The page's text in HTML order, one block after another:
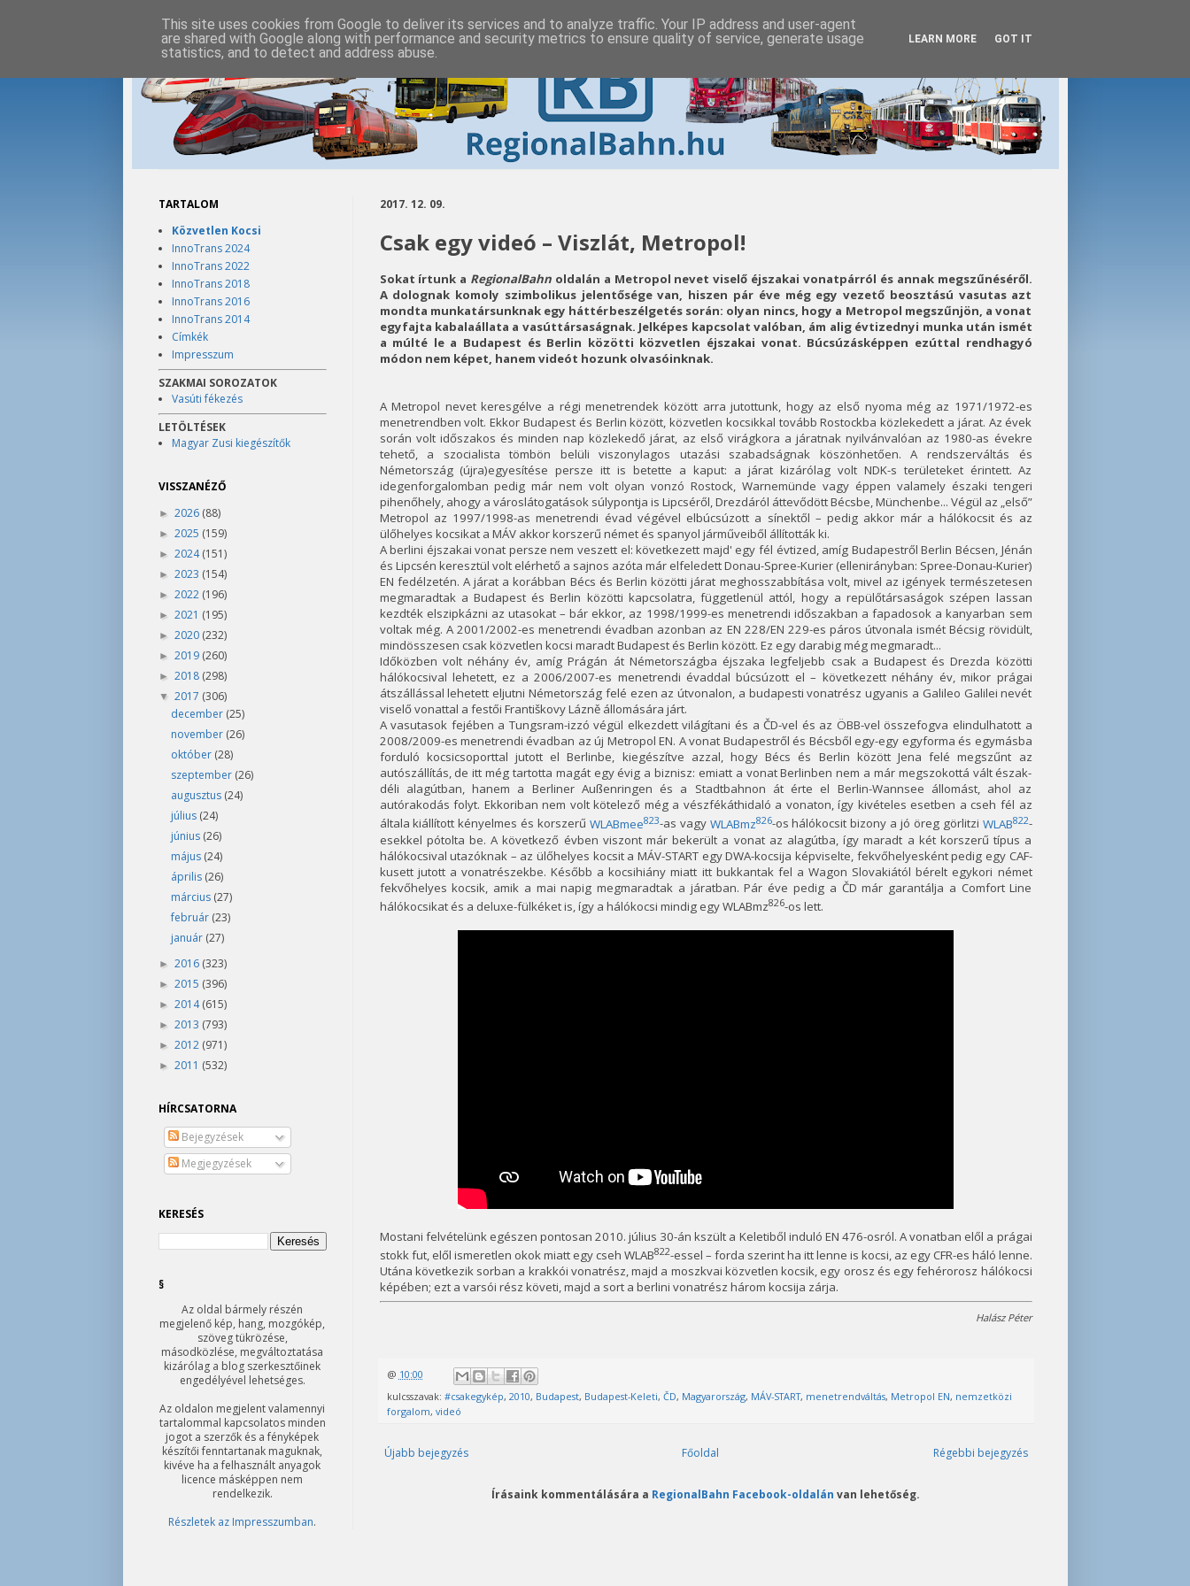
2017. 12. 09.
Csak egy videó – Viszlát, Metropol!
Sokat írtunk a RegionalBahn oldalán a Metropol nevet viselő éjszakai vonatpárról és annak megszűnéséről.
A dolognak komoly szimbolikus jelentősége van, hiszen pár éve még egy vezető beosztású vasutas azt
mondta munkatársunknak egy háttérbeszélgetés során: olyan nincs, hogy a Metropol megszűnjön, a vonat
egyfajta kabalaállata a vasúttársaságnak. Jelképes kapcsolat valóban, ám alig évtizednyi munka után ismét
a múlté le a Budapest és Berlin közötti közvetlen éjszakai vonat. Búcsúzásképpen ezúttal rendhagyó
módon nem képet, hanem videót hozunk olvasóinknak.
A Metropol nevet keresgélve a régi menetrendek között arra jutottunk, hogy az első nyoma még az 1971/1972-es
menetrendben volt. Ekkor Budapest és Berlin között, közvetlen kocsikkal tovább Rostockba közlekedett a járat. Az évek
során volt időszakos és minden nap közlekedő járat, az első virágkora a járatnak nyilvánvalóan az 1980-as évekre
tehető, a szocialista tömbön belüli viszonylagos utazási szabadságnak köszönhetően. A rendszerváltás és
Németország (újra)egyesítése persze itt is betette a kaput: a járat kizárólag volt NDK-s területeket érintett. Az
idegenforgalomban pedig már nem volt olyan vonzó Rostock, Warnemünde vagy éppen valamely északi tengeri
pihenőhely, ahogy a városlátogatások súlypontja is Lipcséről, Drezdáról áttevődött Bécsbe, Münchenbe... Végül az „első”
Metropol az 1997/1998-as menetrendi évad végével elbúcsúzott a sínektől – pedig akkor már a hálókocsit és az
ülőhelyes kocsikat a MÁV akkor korszerű német és spanyol járműveiből állították ki.
A berlini éjszakai vonat persze nem veszett el: következett majd' egy fél évtized, amíg Budapestről Berlin Bécsen, Jénán
és Lipcsén keresztül volt elérhető a sajnos azóta már elfeledett Donau-Spree-Kurier (ellenirányban: Spree-Donau-Kurier)
EN fedélzetén. A járat a korábban Bécs és Berlin közötti járat meghosszabbítása volt, mivel az igények természetesen
megmaradtak a Budapest és Berlin közötti kapcsolatra, függetlenül attól, hogy a repülőtársaságok szépen lassan
kezdték elszipkázni az utasokat – bár ekkor, az 1998/1999-es menetrendi időszakban a fapadosok a kanyarban sem
voltak még. A 2001/2002-es menetrendi évadban azonban az EN 228/EN 229-es páros útvonala ismét Bécsig rövidült,
mindösszesen csak közvetlen kocsi maradt Budapest és Berlin között. Ez egy darabig még megmaradt...
Időközben volt néhány év, amíg Prágán át Németországba éjszaka legfeljebb csak a Budapest és Drezda közötti
hálókocsival lehetett, ez a 2006/2007-es menetrendi évaddal búcsúzott el – következett néhány év, mikor prágai
átszállással lehetett eljutni Németország felé ezen az útvonalon, a budapesti vonatrész ugyanis a Galileo Galilei nevét
viselő vonattal a festői Františkovy Lázně állomására járt.
A vasutasok fejében a Tungsram-izzó végül elkezdett világítani és a ČD-vel és az ÖBB-vel összefogva elindulhatott a
2008/2009-es menetrendi évadban az új Metropol EN. A vonat Budapestről és Bécsből egy-egy egyforma és egymásba
forduló kocsicsoporttal jutott el Berlinbe, kiegészítve azzal, hogy Bécs és Berlin között Jena felé megszűnt az
autószállítás, de itt még tartotta magát egy évig a biznisz: emiatt a vonat Berlinben nem a már megszokottá vált észak-
déli alagútban, hanem a Berliner Außenringen és a Stadtbahnon át érte el Berlin-Wannsee állomást, ahol az
autórakodás folyt. Ekkoriban nem volt kötelező még a vészfékáthidaló a vonaton, így kivételes esetben a cseh fél az
általa kiállított kényelmes és korszerű WLABmee823-as vagy WLABmz826-os hálókocsit bizony a jó öreg görlitzi WLAB822-
esekkel pótolta be. A következő évben viszont már bekerült a vonat az alagútba, így maradt a két korszerű típus a
hálókocsival utazóknak – az ülőhelyes kocsit a MÁV-START egy DWA-kocsija képviselte, fekvőhelyesként pedig egy CAF-
kusett jutott a vonatrészekbe. Később a kocsihiány miatt itt bukkantak fel a Wagon Slovakiától bérelt egykori német
fekvőhelyes kocsik, amik a mai napig megmaradtak a járatban. Pár éve pedig a ČD már garantálja a Comfort Line
hálókocsikat és a deluxe-fülkéket is, így a hálókocsi mindig egy WLABmz826-os lett.
Mostani felvételünk egészen pontosan 2010. július 30-án kszült a Keletiből induló EN 476-osról. A vonatban elől a prágai
stokk fut, elől ismeretlen okok miatt egy cseh WLAB822-essel – forda szerint ha itt lenne is kocsi, az egy CFR-es háló lenne.
Utána következik sorban a krakkói vonatrész, majd a moszkvai közvetlen kocsik, egy orosz és egy fehérorosz hálókocsi
képében; ezt a varsói rész követi, majd a sort a berlini vonatrész három kocsija zárja.
Halász Péter
@ 10:00
kulcsszavak: #csakegykép, 2010, Budapest, Budapest-Keleti, ČD, Magyarország, MÁV-START, menetrendváltás, Metropol EN, nemzetközi
forgalom, videó
Újabb bejegyzés Régebbi bejegyzés
Főoldal
Írásaink kommentálására a RegionalBahn Facebook-oldalán van lehetőség.
TARTALOM
Közvetlen Kocsi
InnoTrans 2024
InnoTrans 2022
InnoTrans 2018
InnoTrans 2016
InnoTrans 2014
Címkék
Impresszum
SZAKMAI SOROZATOK
Vasúti fékezés
LETÖLTÉSEK
Magyar Zusi kiegészítők
VISSZANÉZŐ
► 2026 (88)
► 2025 (159)
► 2024(151)
► 2023 (154)
► 2022 (196)
► 2021 (195)
► 2020 (232)
► 2019 (260)
► 2018 (298)
▼ 2017 (306)
december (25)
november (26)
október (28)
szeptember (26)
augusztus (24)
július (24)
június (26)
május (24)
április (26)
március (27)
február (23)
január (27)
► 2016 (323)
► 2015 (396)
► 2014(615)
► 2013 (793)
► 2012 (971)
► 2011 (532)
HÍRCSATORNA
Bejegyzések
Megjegyzések
KERESÉS
§
Az oldal bármely részén
megjelenő kép, hang, mozgókép,
szöveg tükrözése,
másodközlése, megváltoztatása
kizárólag a blog szerkesztőinek
engedélyével lehetséges.
Az oldalon megjelent valamennyi
tartalommal kapcsolatos minden
jogot a szerzők és a fényképek
készítői fenntartanak maguknak,
kivéve ha a felhasznált anyagok
licence másképpen nem
rendelkezik.
Részletek az Impresszumban.
This site uses cookies from Google to deliver its services and to analyze traffic. Your IP address and user-agent
are shared with Google along with performance and security metrics to ensure quality of service, generate usage
statistics, and to detect and address abuse.
LEARN MORE GOT IT